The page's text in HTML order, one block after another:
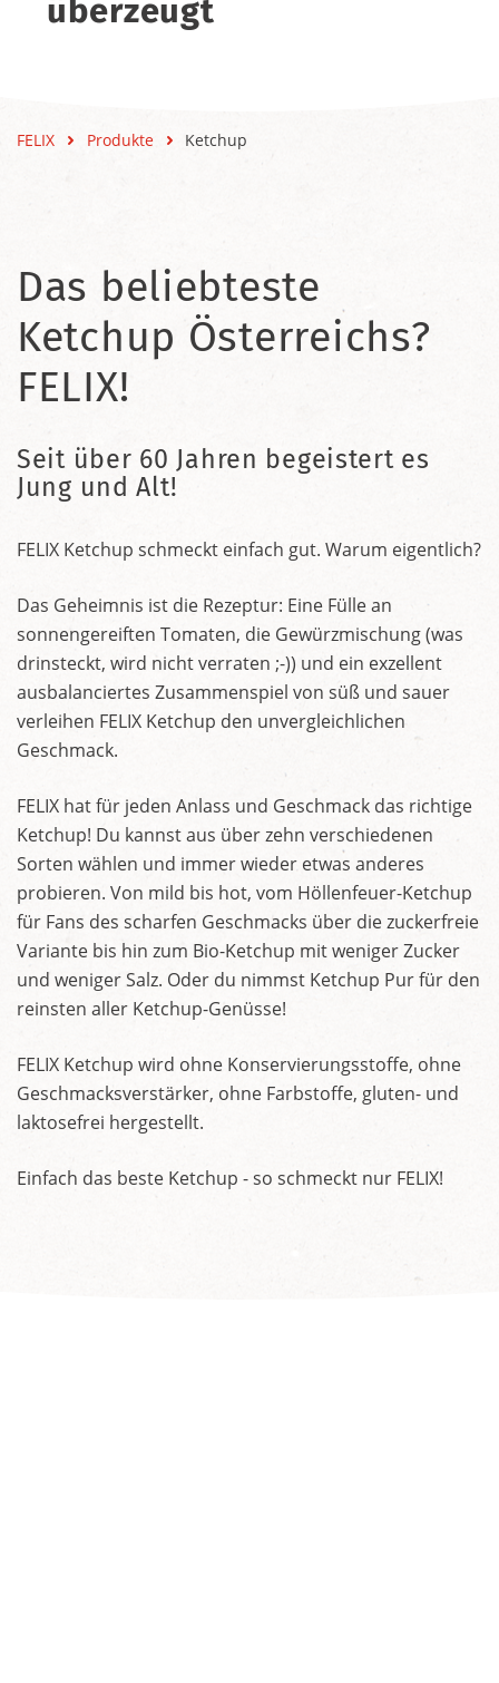
überzeugt
FELIX Produkte Ketchup
Das beliebteste
Ketchup Österreichs?
FELIX!
Seit über 60 Jahren begeistert es
Jung und Alt!
FELIX Ketchup schmeckt einfach gut. Warum eigentlich?
Das Geheimnis ist die Rezeptur: Eine Fülle an
sonnengereiften Tomaten, die Gewürzmischung (was
drinsteckt, wird nicht verraten ;-)) und ein exzellent
ausbalanciertes Zusammenspiel von süß und sauer
verleihen FELIX Ketchup den unvergleichlichen
Geschmack.
FELIX hat für jeden Anlass und Geschmack das richtige
Ketchup! Du kannst aus über zehn verschiedenen
Sorten wählen und immer wieder etwas anderes
probieren. Von mild bis hot, vom Höllenfeuer-Ketchup
für Fans des scharfen Geschmacks über die zuckerfreie
Variante bis hin zum Bio-Ketchup mit weniger Zucker
und weniger Salz. Oder du nimmst Ketchup Pur für den
reinsten aller Ketchup-Genüsse!
FELIX Ketchup wird ohne Konservierungsstoffe, ohne
Geschmacksverstärker, ohne Farbstoffe, gluten- und
laktosefrei hergestellt.
Einfach das beste Ketchup - so schmeckt nur FELIX!